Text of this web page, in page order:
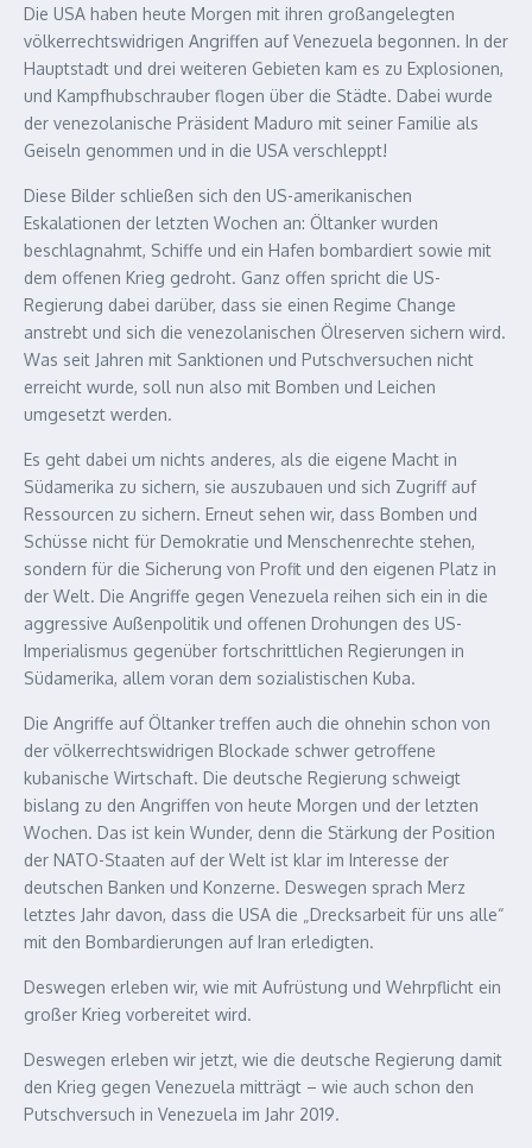
Die USA haben heute Morgen mit ihren großangelegten
völkerrechtswidrigen Angriffen auf Venezuela begonnen. In der
Hauptstadt und drei weiteren Gebieten kam es zu Explosionen,
und Kampfhubschrauber flogen über die Städte. Dabei wurde
der venezolanische Präsident Maduro mit seiner Familie als
Geiseln genommen und in die USA verschleppt!
Diese Bilder schließen sich den US-amerikanischen
Eskalationen der letzten Wochen an: Öltanker wurden
beschlagnahmt, Schiffe und ein Hafen bombardiert sowie mit
dem offenen Krieg gedroht. Ganz offen spricht die US-
Regierung dabei darüber, dass sie einen Regime Change
anstrebt und sich die venezolanischen Ölreserven sichern wird.
Was seit Jahren mit Sanktionen und Putschversuchen nicht
erreicht wurde, soll nun also mit Bomben und Leichen
umgesetzt werden.
Es geht dabei um nichts anderes, als die eigene Macht in
Südamerika zu sichern, sie auszubauen und sich Zugriff auf
Ressourcen zu sichern. Erneut sehen wir, dass Bomben und
Schüsse nicht für Demokratie und Menschenrechte stehen,
sondern für die Sicherung von Profit und den eigenen Platz in
der Welt. Die Angriffe gegen Venezuela reihen sich ein in die
aggressive Außenpolitik und offenen Drohungen des US-
Imperialismus gegenüber fortschrittlichen Regierungen in
Südamerika, allem voran dem sozialistischen Kuba.
Die Angriffe auf Öltanker treffen auch die ohnehin schon von
der völkerrechtswidrigen Blockade schwer getroffene
kubanische Wirtschaft. Die deutsche Regierung schweigt
bislang zu den Angriffen von heute Morgen und der letzten
Wochen. Das ist kein Wunder, denn die Stärkung der Position
der NATO-Staaten auf der Welt ist klar im Interesse der
deutschen Banken und Konzerne. Deswegen sprach Merz
letztes Jahr davon, dass die USA die „Drecksarbeit für uns alle“
mit den Bombardierungen auf Iran erledigten.
Deswegen erleben wir, wie mit Aufrüstung und Wehrpflicht ein
großer Krieg vorbereitet wird.
Deswegen erleben wir jetzt, wie die deutsche Regierung damit
den Krieg gegen Venezuela mitträgt – wie auch schon den
Putschversuch in Venezuela im Jahr 2019.